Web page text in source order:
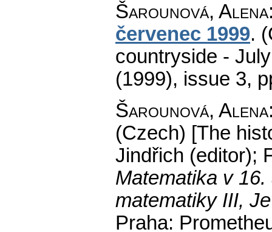
Šarounová, Alena
červenec 1999.
countryside -
(1999), issue 3,
Šarounová, Alena
(Czech) [The
Jindřich (editor);
Matematika v
matematiky III,
Praha: